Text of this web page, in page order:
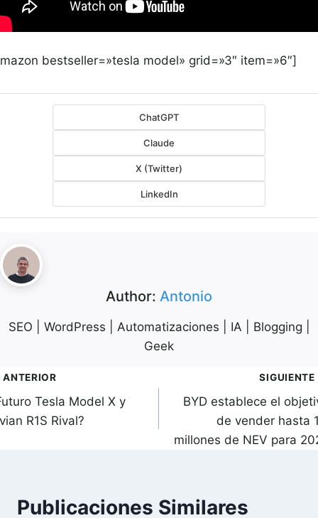
bestseller=»tesla model» grid=»3″ item=»6″]
ChatGPT
Claude
X (Twitter)
LinkedIn
Author: Antonio
SEO | WordPress | Automatizaciones | IA | Blogging |
Geek
ANTERIOR
Tesla Model X y
R1S Rival?
SIGUIENTE
BYD establece el
de vender hasta
millones de NEV para
Publicaciones Similares